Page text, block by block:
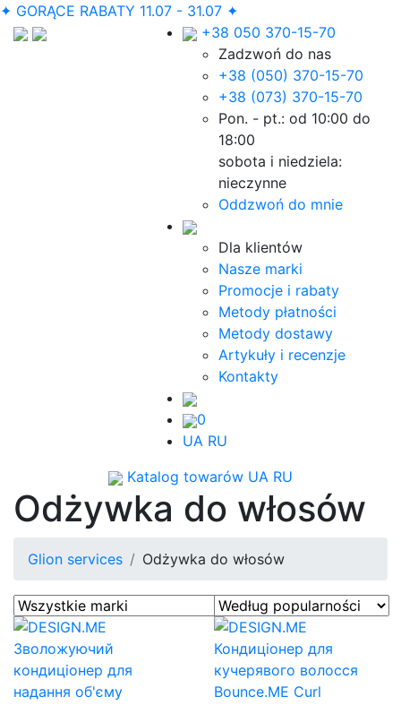
✦ GORĄCE RABATY 11.07 - 31.07 ✦
+38 050 370-15-70
Zadzwoń do nas
+38 (050) 370-15-70
+38 (073) 370-15-70
Pon. - pt.: od 10:00 do
18:00
sobota i niedziela:
nieczynne
Oddzwoń do mnie
Dla klientów
Nasze marki
Promocje i rabaty
Metody płatności
Metody dostawy
Artykuły i recenzje
Kontakty
0
UA RU
Katalog towarów UA RU
Odżywka do włosów
Glion services Odżywka do włosów